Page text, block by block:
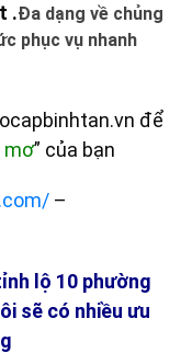
.Đa dạng về chủng
phục vụ nhanh
để
mơ” của bạn
–
lộ 10 phường
sẽ có nhiều ưu